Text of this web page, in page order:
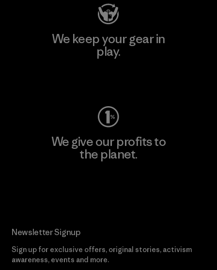
We keep your gear in
play.
We give our profits to
the planet.
Newsletter Signup
Sign up for exclusive offers, original stories, activism
awareness, events and more.